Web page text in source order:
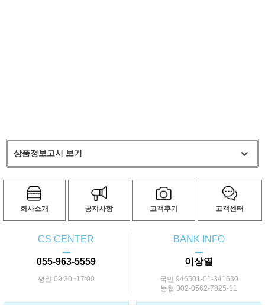
상품정보고시 보기
회사소개 공지사항 고객후기 고객센터
CS CENTER
ㅡ
055-963-5559
평일 09:30~17:00
BANK INFO
ㅡ
이상열
국민 946501-01-341630
농협 302-0562-7825-11